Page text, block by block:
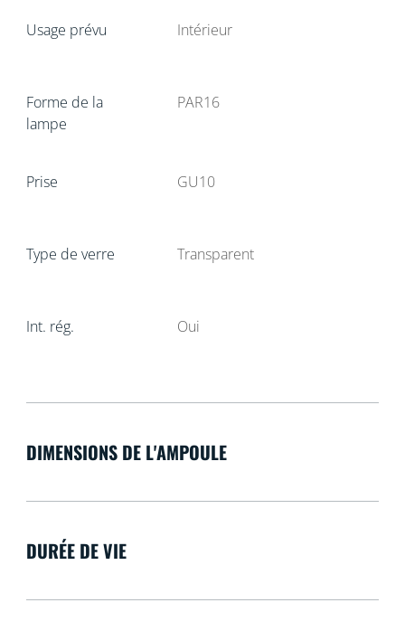
Usage prévu Intérieur
Forme de la
lampe
PAR16
Prise GU10
Type de verre Transparent
Int. rég. Oui
DIMENSIONS DE L'AMPOULE
DURÉE DE VIE